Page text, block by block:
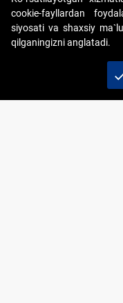
Copyright © 2017-2026.
tashkil etish" AJ. Barcha
cookie-fayllardan
siyosati va shaxsiy
qilganingizni anglatadi.